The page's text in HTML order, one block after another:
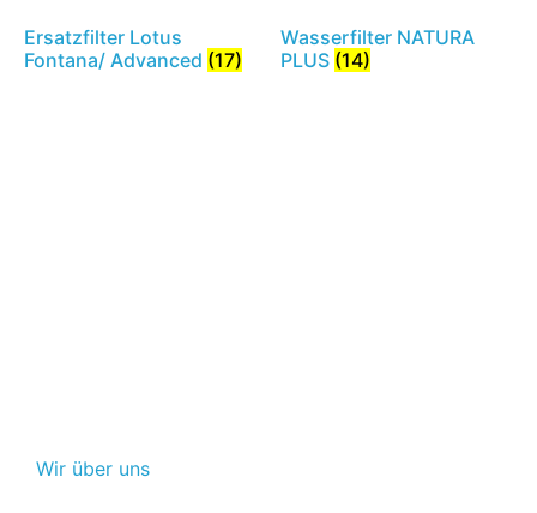
Ersatzfilter Lotus
Fontana/ Advanced (17)
Wasserfilter NATURA
PLUS (14)
Wir über uns